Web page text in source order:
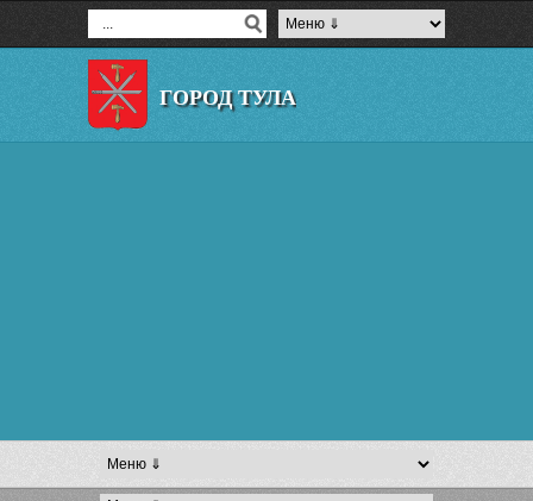
ГОРОД ТУЛА